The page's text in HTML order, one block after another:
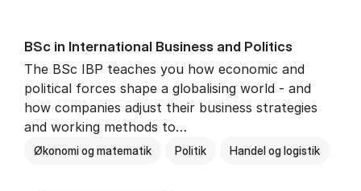
BSc in In­ter­na­tion­al Busi­ness and Polit­ics
The BSc IBP teaches you how economic and
political forces shape a globalising world - and
how companies adjust their business strategies
and working methods to…
Økonomi og matematik Politik Handel og logistik